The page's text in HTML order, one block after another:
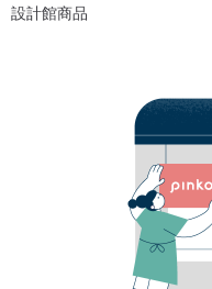
設計館商品